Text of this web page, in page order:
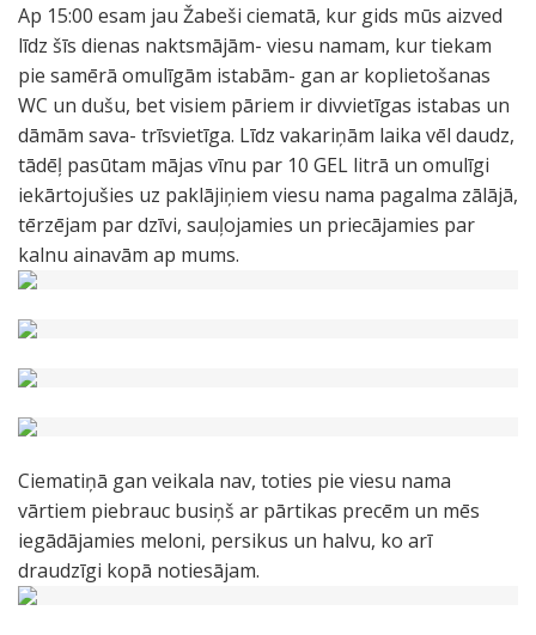
Ap 15:00 esam jau Žabeši ciematā, kur gids mūs aizved
līdz šīs dienas naktsmājām- viesu namam, kur tiekam
pie samērā omulīgām istabām- gan ar koplietošanas
WC un dušu, bet visiem pāriem ir divvietīgas istabas un
dāmām sava- trīsvietīga. Līdz vakariņām laika vēl daudz,
tādēļ pasūtam mājas vīnu par 10 GEL litrā un omulīgi
iekārtojušies uz paklājiņiem viesu nama pagalma zālājā,
tērzējam par dzīvi, sauļojamies un priecājamies par
kalnu ainavām ap mums.
Ciematiņā gan veikala nav, toties pie viesu nama
vārtiem piebrauc busiņš ar pārtikas precēm un mēs
iegādājamies meloni, persikus un halvu, ko arī
draudzīgi kopā notiesājam.